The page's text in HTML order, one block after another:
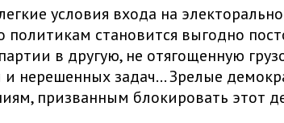
условия входа на
политикам становится выгодно
в другую, не отягощенную
нерешенных задач… Зрелые
призванным блокировать этот